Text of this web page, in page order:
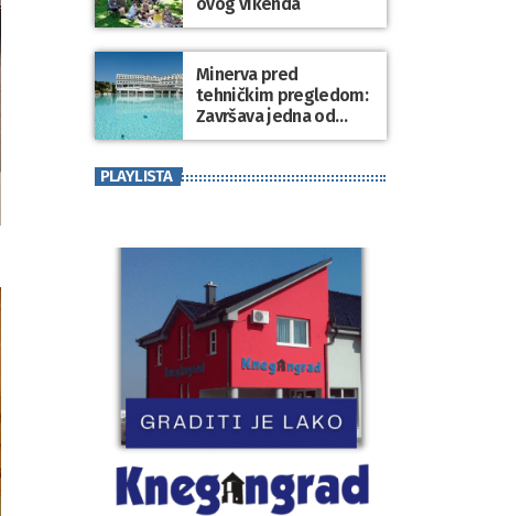
Minerva pred
tehničkim pregledom:
Završava jedna od
najvećih investicija u
Varaždinske županije
PLAYLISTA